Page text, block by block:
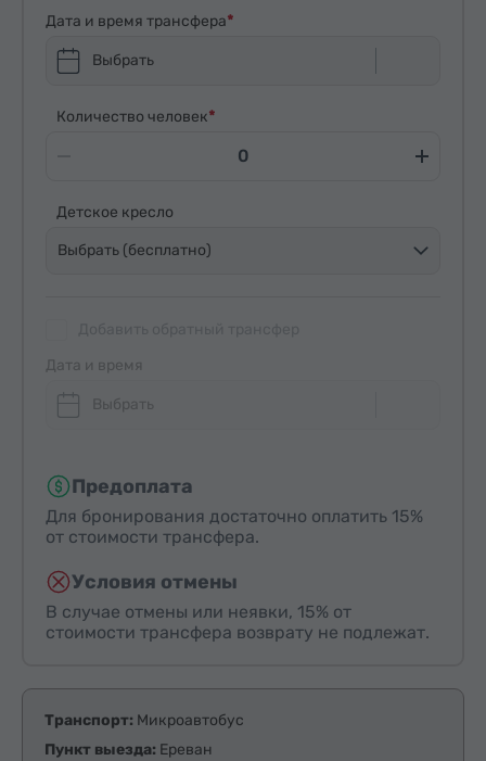
Дата и время трансфера
Выбрать
Количество человек
Детское кресло
Выбрать (бесплатно)
Дата и время
Выбрать
Предоплата
Для бронирования достаточно оплатить 15%
от стоимости трансфера.
Условия отмены
В случае отмены или неявки, 15% от
стоимости трансфера возврату не подлежат.
Транспорт: Микроавтобус
Пункт выезда: Ереван